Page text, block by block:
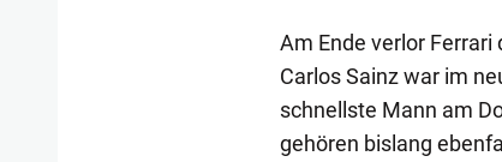
Am Ende verlor
Carlos Sainz war im
schnellste Mann am
gehören bislang